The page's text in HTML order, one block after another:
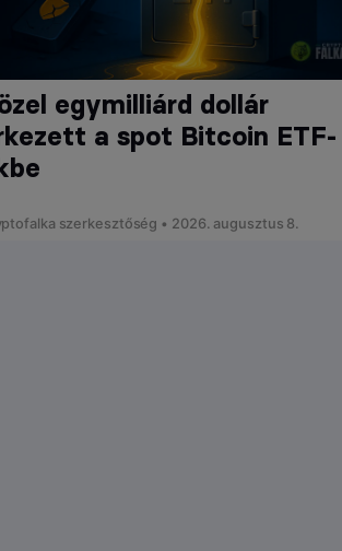
egymilliárd dollár
a spot Bitcoin ETF-
szerkesztőség • 2026. augusztus 8.